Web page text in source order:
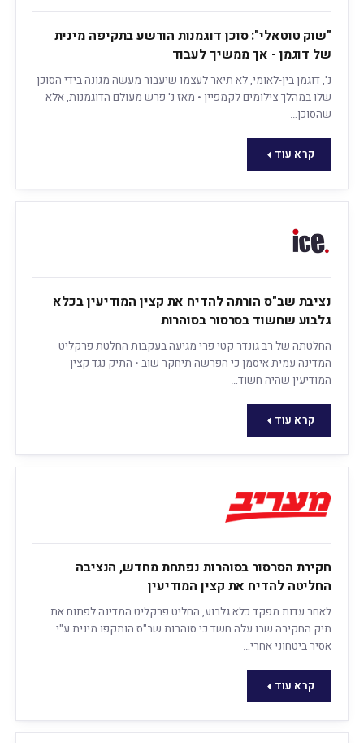
"שוק טוטאלי": סוכן דוגמנות הורשע בתקיפה מינית
של דוגמן - אך ממשיך לעבוד
נ', דוגמן בין-לאומי, לא תיאר לעצמו שיעבור מעשה מגונה בידי הסוכן
שלו במהלך צילומים לקמפיין • מאז נ' פרש מעולם הדוגמנות, אלא
שהסוכן…
קרא עוד
נציבת שב"ס הורתה להדיח את קצין המודיעין בכלא
גלבוע שחשוד בסרסור בסוהרות
החלטתה של רב גונדר קטי פרי מגיעה בעקבות החלטת פרקליט
המדינה עמית איסמן כי הפרשה תיחקר שוב • התיק נגד קצין
המודיעין שהיה חשוד…
קרא עוד
חקירת הסרסור בסוהרות נפתחת מחדש, הנציבה
החליטה להדיח את קצין המודיעין
לאחר עדות מפקד כלא גלבוע, החליט פרקליט המדינה לפתוח את
תיק החקירה שבו עלה חשד כי סוהרות שב"ס הותקפו מינית ע"י
אסיר ביטחוני אחרי…
קרא עוד